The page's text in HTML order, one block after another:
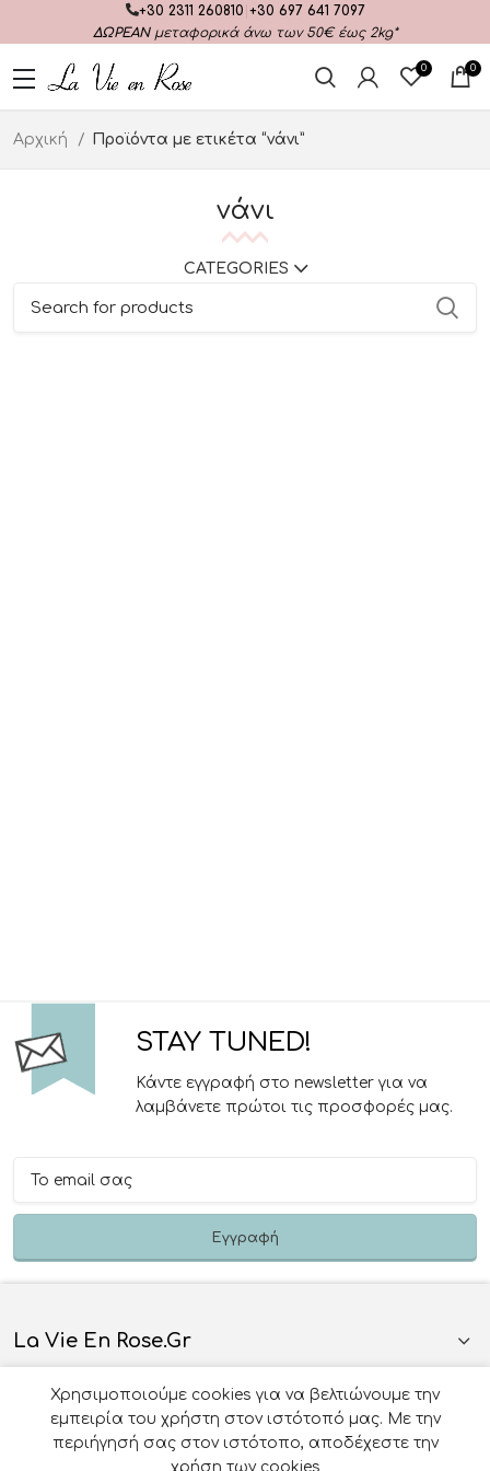
+30 2311 260810 +30 697 641 7097
ΔΩΡΕΑΝμεταφορικά άνω των 50€ έως 2kg*
0 0
Αρχική Προϊόντα με ετικέτα “νάνι”
νάνι
CATEGORIES
STAY TUNED!
Κάντε εγγραφή στο newsletter για να
λαμβάνετε πρώτοι τις προσφορές μας.
La Vie En Rose.gr
Πληροφορίες
Χρησιμοποιούμε cookies για να βελτιώνουμε την
εμπειρία του χρήστη στον ιστότοπό μας. Με την
περιήγησή σας στον ιστότοπο, αποδέχεστε την
χρήση των cookies